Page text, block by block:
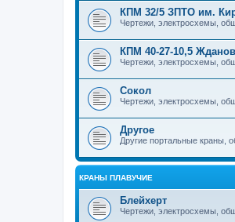
КПМ 32/5 ЗПТО им.
Чертежи, электросхемы,
КПМ 40-27-10,5
Чертежи, электросхемы,
Сокол
Чертежи, электросхемы,
Другое
Другие портальные краны,
КРАНЫ ПЛАВУЧИЕ
Блейхерт
Чертежи, электросхемы,